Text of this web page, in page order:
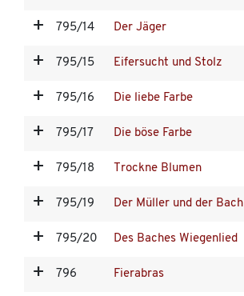
795/14 Der Jäger
795/15 Eifersucht und Stolz
795/16 Die liebe Farbe
795/17 Die böse Farbe
795/18 Trockne Blumen
795/19 Der Müller und der Bach
795/20 Des Baches Wiegenlied
796 Fierabras